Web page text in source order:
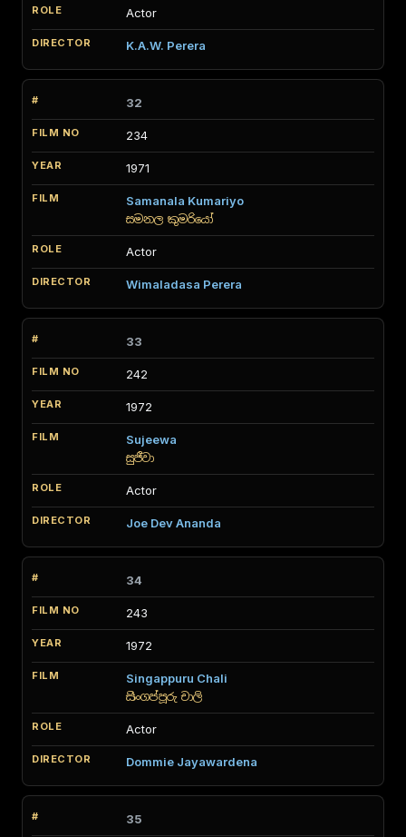
Actor
K.A.W. Perera
32
234
1971
Samanala Kumariyo
සමනල කුමරියෝ
Actor
Wimaladasa Perera
33
242
1972
Sujeewa
සුජීවා
Actor
Joe Dev Ananda
34
243
1972
Singappuru Chali
සිංගප්පූරු චාලි
Actor
Dommie Jayawardena
35